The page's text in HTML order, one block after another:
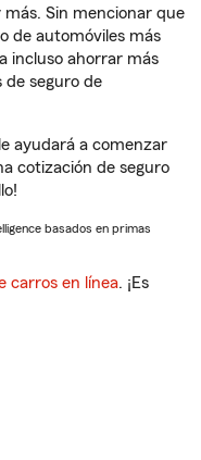
más. Sin mencionar que
de automóviles más
incluso ahorrar más
de seguro de
ayudará a comenzar
cotización de seguro
basados en primas
carros en línea. ¡Es